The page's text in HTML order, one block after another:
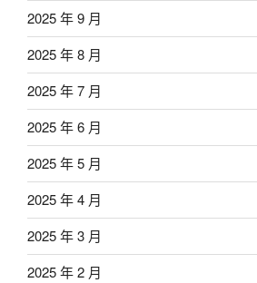
2025 年 9 月
2025 年 8 月
2025 年 7 月
2025 年 6 月
2025 年 5 月
2025 年 4 月
2025 年 3 月
2025 年 2 月